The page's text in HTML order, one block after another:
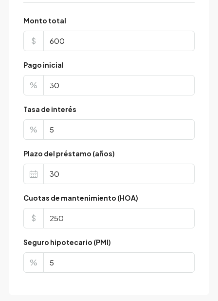
Monto total
$
Pago inicial
%
Tasa de interés
%
Plazo del préstamo (años)
Cuotas de mantenimiento (HOA)
$
Seguro hipotecario (PMI)
%